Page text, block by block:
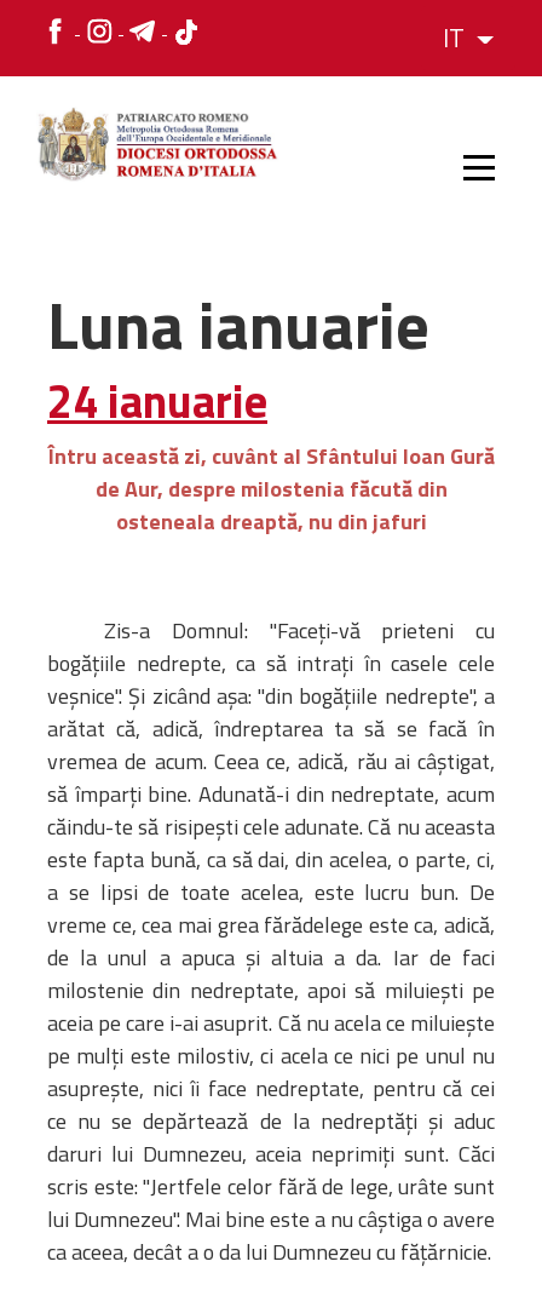
IT
STORIA
VESCOVO
L'ORGANIZZAZIONE
L'ORGANIZZAZIONE
La Struttura
Monasteri,
chiese e
monumenti
Diaconie
Associazioni e
Centri
Cimiteri
Parrocchie
RISORSE
RISORSE
Apostolia Italia
Comunicati stampa
Gli Statuti e le leggi
Lettere pastorali
Biblioteca
Risorse multimediali
Opinioni Ortodosse
Dalla vita
della”famiglia” della
diocesi
Luna ianuarie
24 ianuarie
Întru această zi, cuvânt al Sfântului Ioan Gură
de Aur, despre milostenia făcută din
osteneala dreaptă, nu din jafuri
Zis-a Domnul: "Faceţi-vă prieteni cu
bogăţiile nedrepte, ca să intraţi în casele cele
veşnice". Şi zicând aşa: "din bogăţiile nedrepte", a
arătat că, adică, îndreptarea ta să se facă în
vremea de acum. Ceea ce, adică, rău ai câştigat,
să împarţi bine. Adunată-i din nedreptate, acum
căindu-te să risipeşti cele adunate. Că nu aceasta
este fapta bună, ca să dai, din acelea, o parte, ci,
a se lipsi de toate acelea, este lucru bun. De
vreme ce, cea mai grea fărădelege este ca, adică,
de la unul a apuca şi altuia a da. Iar de faci
milostenie din nedreptate, apoi să miluieşti pe
aceia pe care i-ai asuprit. Că nu acela ce miluieşte
pe mulţi este milostiv, ci acela ce nici pe unul nu
asupreşte, nici îi face nedreptate, pentru că cei
ce nu se depărtează de la nedreptăţi şi aduc
daruri lui Dumnezeu, aceia neprimiţi sunt. Căci
scris este: "Jertfele celor fără de lege, urâte sunt
lui Dumnezeu". Mai bine este a nu câştiga o avere
ca aceea, decât a o da lui Dumnezeu cu făţărnicie.